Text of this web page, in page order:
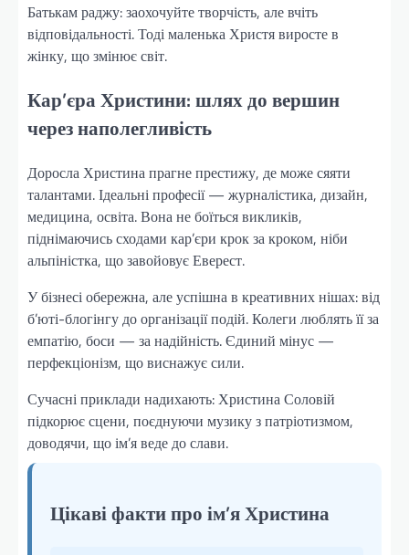
Батькам раджу: заохочуйте творчість, але вчіть
відповідальності. Тоді маленька Христя виросте в
жінку, що змінює світ.
Кар’єра Христини: шлях до вершин
через наполегливість
Доросла Христина прагне престижу, де може сяяти
талантами. Ідеальні професії — журналістика, дизайн,
медицина, освіта. Вона не боїться викликів,
піднімаючись сходами кар’єри крок за кроком, ніби
альпіністка, що завойовує Еверест.
У бізнесі обережна, але успішна в креативних нішах: від
б’юті-блогінгу до організації подій. Колеги люблять її за
емпатію, боси — за надійність. Єдиний мінус —
перфекціонізм, що виснажує сили.
Сучасні приклади надихають: Христина Соловій
підкорює сцени, поєднуючи музику з патріотизмом,
доводячи, що ім’я веде до слави.
Цікаві факти про ім’я Христина